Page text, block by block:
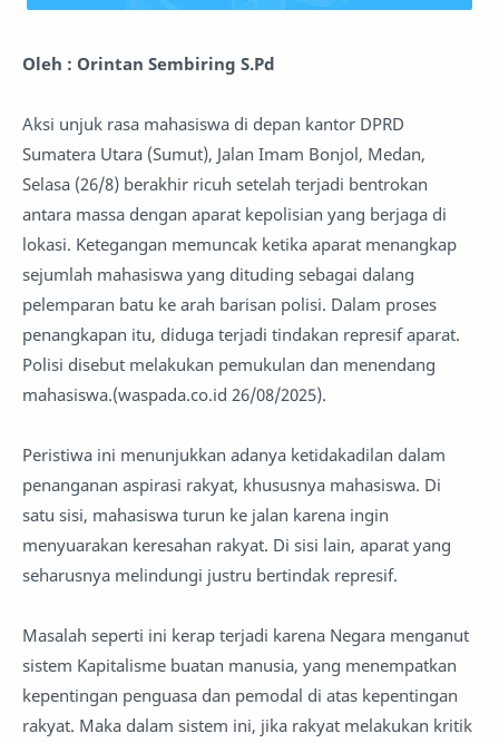
Oleh : Orintan Sembiring S.Pd
Aksi unjuk rasa mahasiswa di depan kantor DPRD
Sumatera Utara (Sumut), Jalan Imam Bonjol, Medan,
Selasa (26/8) berakhir ricuh setelah terjadi bentrokan
antara massa dengan aparat kepolisian yang berjaga di
lokasi. Ketegangan memuncak ketika aparat menangkap
sejumlah mahasiswa yang dituding sebagai dalang
pelemparan batu ke arah barisan polisi. Dalam proses
penangkapan itu, diduga terjadi tindakan represif aparat.
Polisi disebut melakukan pemukulan dan menendang
mahasiswa.(waspada.co.id 26/08/2025).
Peristiwa ini menunjukkan adanya ketidakadilan dalam
penanganan aspirasi rakyat, khususnya mahasiswa. Di
satu sisi, mahasiswa turun ke jalan karena ingin
menyuarakan keresahan rakyat. Di sisi lain, aparat yang
seharusnya melindungi justru bertindak represif.
Masalah seperti ini kerap terjadi karena Negara menganut
sistem Kapitalisme buatan manusia, yang menempatkan
kepentingan penguasa dan pemodal di atas kepentingan
rakyat. Maka dalam sistem ini, jika rakyat melakukan kritik